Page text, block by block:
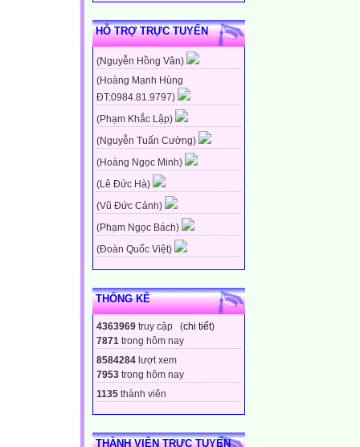
HỖ TRỢ TRỰC TUYẾN
(Nguyễn Hồng Vân)
(Hoàng Mạnh Hùng
ĐT:0984.81.9797)
(Phạm Khắc Lập)
(Nguyễn Tuấn Cường)
(Hoàng Ngọc Minh)
(Lê Đức Hà)
(Vũ Đức Cảnh)
(Phạm Ngọc Bách)
(Đoàn Quốc Việt)
THỐNG KÊ
4363969 truy cập (chi tiết)
7871 trong hôm nay
8584284 lượt xem
7953 trong hôm nay
1135 thành viên
THÀNH VIÊN TRỰC TUYẾN